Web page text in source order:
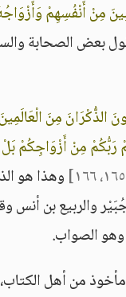
مِنْ أَنْفُسِهِمْ
بعض الصحابة
الذُّكْرَانَ مِنَ الْعَالَمِينَ
مِنْ أَزْوَاجِكُمْ بَلْ
وهذا هو
والربيع بن أنس
الصواب.
مأخوذ من أهل